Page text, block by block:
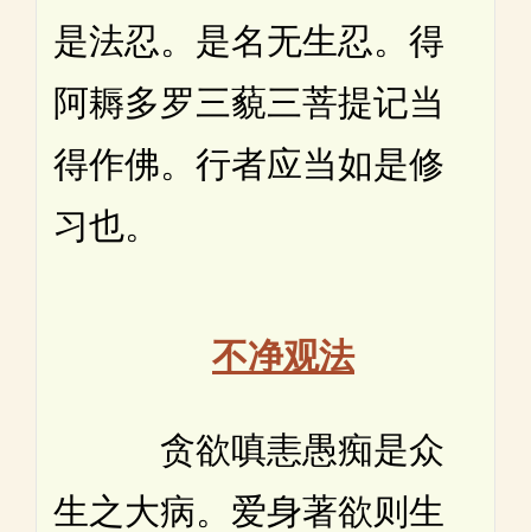
是法忍。是名无生忍。得
阿耨多罗三藐三菩提记当
得作佛。行者应当如是修
习也。
不净观法
贪欲嗔恚愚痴是众
生之大病。爱身著欲则生